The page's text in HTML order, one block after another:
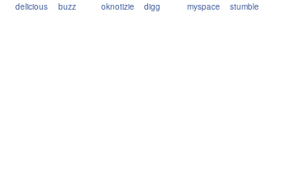
delicious buzz oknotizie digg myspace stumble